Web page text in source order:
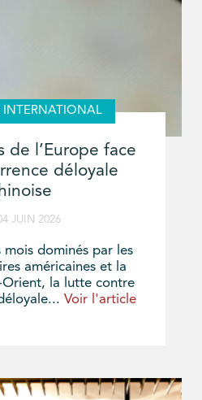
INTERNATIONAL
de l’Europe face
déloyale
JUIN 2026
mois dominés par les
américaines et la
Orient, la lutte contre
Voir l'article